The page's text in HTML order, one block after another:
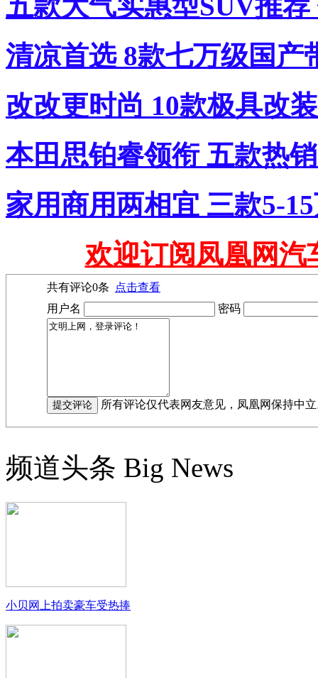
清凉首选 8款七万级国产
改改更时尚 10款极具改
本田思铂睿领衔 五款热
家用商用两相宜 三款5-
欢迎订阅凤凰网汽
共有评论0条
点击查看
用户名
密码
所有评论仅代表网友意见，凤凰网保持中
频道头条 Big News
小贝网上拍卖豪车受热捧